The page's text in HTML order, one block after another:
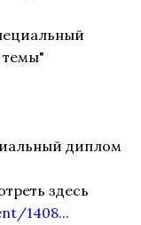
темы"
диплом
здесь
1408...